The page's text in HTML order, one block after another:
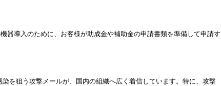
器導入のために、お客様が助成金や補助金の申請書類を準備して申請す
を狙う攻撃メールが、国内の組織へ広く着信しています。特に、攻撃